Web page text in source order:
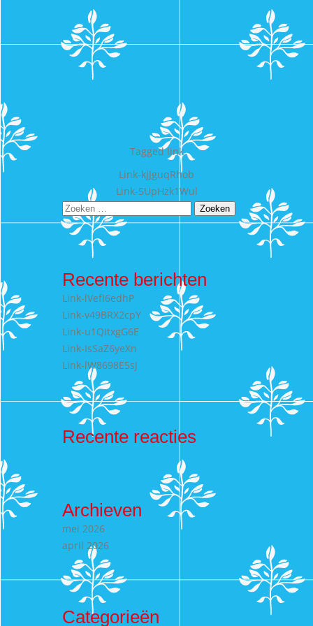
Taggedlink
navigatie
Link-kjJguqRhob
Link-5UpHzk1Wul
Zoeken
naar:
Recente berichten
Link-lVefI6edhP
Link-v49BRX2cpY
Link-u1QItxgG6E
Link-IsSaZ6yeXn
Link-lW8698E5sJ
Recente reacties
Archieven
mei 2026
april 2026
Categorieën